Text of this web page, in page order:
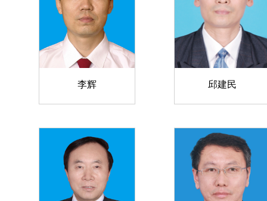
李辉 邱建民